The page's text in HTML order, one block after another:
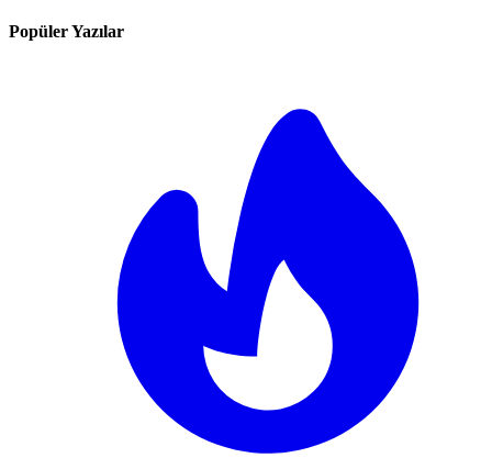
Popüler Yazılar